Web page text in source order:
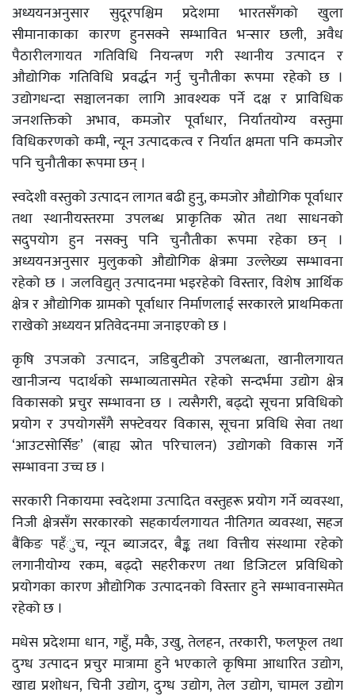
अध्ययनअनुसार सुदूरपश्चिम प्रदेशमा भारतसँगको खुला
सीमानाकाका कारण हुनसक्ने सम्भावित भन्सार छली, अवैध
पैठारीलगायत गतिविधि नियन्त्रण गरी स्थानीय उत्पादन र
औद्योगिक गतिविधि प्रवर्द्धन गर्नु चुनौतीका रूपमा रहेको छ ।
उद्योगधन्दा सञ्चालनका लागि आवश्यक पर्ने दक्ष र प्राविधिक
जनशक्तिको अभाव, कमजोर पूर्वाधार, निर्यातयोग्य वस्तुमा
विधिकरणको कमी, न्यून उत्पादकत्व र निर्यात क्षमता पनि कमजोर
पनि चुनौतीका रूपमा छन् ।
स्वदेशी वस्तुको उत्पादन लागत बढी हुनु, कमजोर औद्योगिक पूर्वाधार
तथा स्थानीयस्तरमा उपलब्ध प्राकृतिक स्रोत तथा साधनको
सदुपयोग हुन नसक्नु पनि चुनौतीका रूपमा रहेका छन् ।
अध्ययनअनुसार मुलुकको औद्योगिक क्षेत्रमा उल्लेख्य सम्भावना
रहेको छ । जलविद्युत् उत्पादनमा भइरहेको विस्तार, विशेष आर्थिक
क्षेत्र र औद्योगिक ग्रामको पूर्वाधार निर्माणलाई सरकारले प्राथमिकता
राखेको अध्ययन प्रतिवेदनमा जनाइएको छ ।
कृषि उपजको उत्पादन, जडिबुटीको उपलब्धता, खानीलगायत
खानीजन्य पदार्थको सम्भाव्यतासमेत रहेको सन्दर्भमा उद्योग क्षेत्र
विकासको प्रचुर सम्भावना छ । त्यसैगरी, बढ्दो सूचना प्रविधिको
प्रयोग र उपयोगसँगै सफ्टेवयर विकास, सूचना प्रविधि सेवा तथा
‘आउटसोर्सिङ’ (बाह्य स्रोत परिचालन) उद्योगको विकास गर्ने
सम्भावना उच्च छ ।
सरकारी निकायमा स्वदेशमा उत्पादित वस्तुहरू प्रयोग गर्ने व्यवस्था,
निजी क्षेत्रसँग सरकारको सहकार्यलगायत नीतिगत व्यवस्था, सहज
बैंकिङ पहँुच, न्यून ब्याजदर, बैङ्क तथा वित्तीय संस्थामा रहेको
लगानीयोग्य रकम, बढ्दो सहरीकरण तथा डिजिटल प्रविधिको
प्रयोगका कारण औद्योगिक उत्पादनको विस्तार हुने सम्भावनासमेत
रहेको छ ।
मधेस प्रदेशमा धान, गहुँ, मकै, उखु, तेलहन, तरकारी, फलफूल तथा
दुग्ध उत्पादन प्रचुर मात्रामा हुने भएकाले कृषिमा आधारित उद्योग,
खाद्य प्रशोधन, चिनी उद्योग, दुग्ध उद्योग, तेल उद्योग, चामल उद्योग